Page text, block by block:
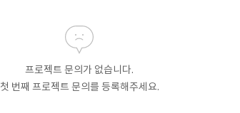
프로젝트 문의가 없습니다.
첫 번째 프로젝트 문의를 등록해주세요.